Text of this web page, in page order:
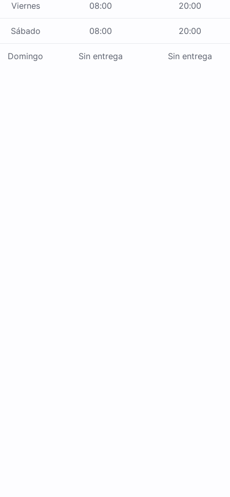
Viernes 08:00 20:00
Sábado 08:00 20:00
Domingo Sin entrega Sin entrega